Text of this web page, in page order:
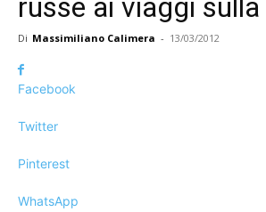
russe ai viaggi sulla
Di Massimiliano Calimera - 13/03/2012
Facebook
Twitter
Pinterest
WhatsApp